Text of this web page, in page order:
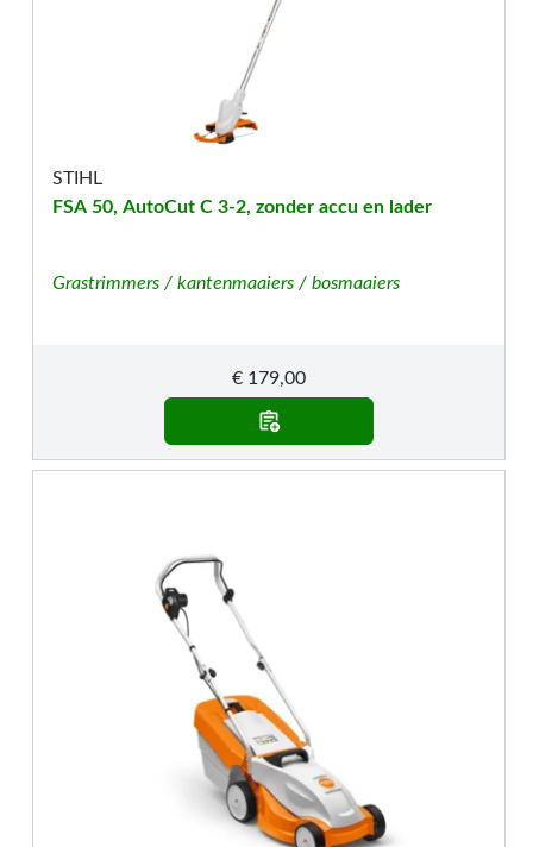
STIHL
FSA 50, AutoCut C 3-2, zonder accu en lader
Grastrimmers / kantenmaaiers / bosmaaiers
€ 179,00